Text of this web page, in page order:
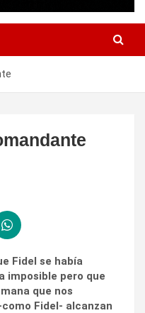
Fidel se había
imposible pero que
que nos
Fidel- alcanzan